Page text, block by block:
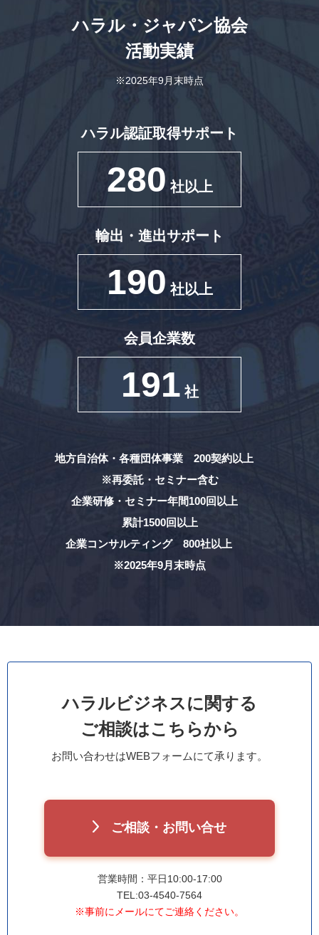
ハラル・ジャパン協会
活動実績
※2025年9月末時点
ハラル認証取得サポート
280 社以上
輸出・進出サポート
190 社以上
会員企業数
191 社
地方自治体・各種団体事業 200契約以上
※再委託・セミナー含む
企業研修・セミナー年間100回以上
累計1500回以上
企業コンサルティング 800社以上
※2025年9月末時点
ハラルビジネスに関する
ご相談はこちらから
お問い合わせはWEBフォームにて承ります。
ご相談・お問い合せ
営業時間：平日10:00-17:00
TEL:03-4540-7564
※事前にメールにてご連絡ください。